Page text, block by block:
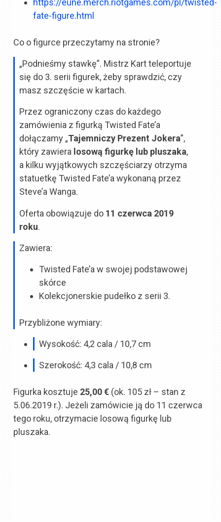
https://eune.merch.riotgames.com/pl/twisted-
fate-figure.html
Co o figurce przeczytamy na stronie?
„Podnieśmy stawkę”. Mistrz Kart teleportuje
się do 3. serii figurek, żeby sprawdzić, czy
masz szczęście w kartach.
Przez ograniczony czas do każdego
zamówienia z figurką Twisted Fate’a
dołączamy „Tajemniczy Prezent Jokera”,
który zawiera losową figurkę lub pluszaka,
a kilku wyjątkowych szczęściarzy otrzyma
statuetkę Twisted Fate’a wykonaną przez
Steve’a Wanga.
Oferta obowiązuje do 11 czerwca 2019
roku.
Zawiera:
Twisted Fate’a w swojej podstawowej
skórce
Kolekcjonerskie pudełko z serii 3.
Przybliżone wymiary:
Wysokość: 4,2 cala / 10,7 cm
Szerokość: 4,3 cala / 10,8 cm
Figurka kosztuje 25,00 € (ok. 105 zł – stan z
5.06.2019 r.). Jeżeli zamówicie ją do 11 czerwca
tego roku, otrzymacie losową figurkę lub
pluszaka.